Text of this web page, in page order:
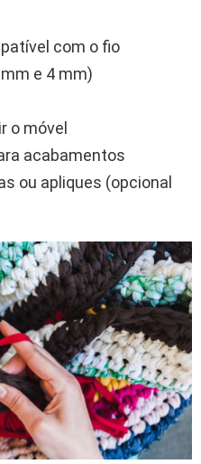
com o fio
e 4 mm)
o móvel
acabamentos
ou apliques (opcional